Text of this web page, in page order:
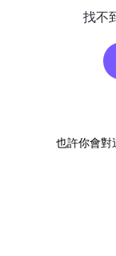
找不
也許你會對